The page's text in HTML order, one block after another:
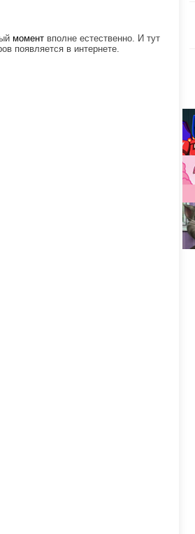
момент вполне естественно. И тут
появляется в интернете.